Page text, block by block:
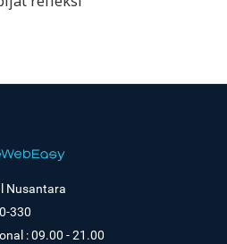
Nusantara
330
: 09.00 - 21.00